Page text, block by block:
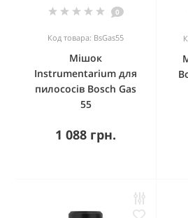
0
Код товара: BsGas55
Мішок
Instrumentarium для
пилососів Bosch Gas
55
1 088 грн.